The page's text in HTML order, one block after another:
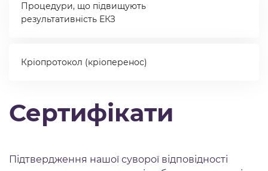
Процедури, що підвищують
результативність ЕКЗ
Кріопротокол (кріоперенос)
Сертифікати
Підтвердження нашої суворої відповідності